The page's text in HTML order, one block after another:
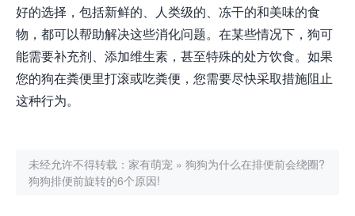
好的选择，包括新鲜的、人类级的、冻干的和美味的食
物，都可以帮助解决这些消化问题。在某些情况下，狗可
能需要补充剂、添加维生素，甚至特殊的处方饮食。如果
您的狗在粪便里打滚或吃粪便，您需要尽快采取措施阻止
这种行为。
未经允许不得转载： 家有萌宠 » 狗狗为什么在排便前会绕圈?
狗狗排便前旋转的6个原因!